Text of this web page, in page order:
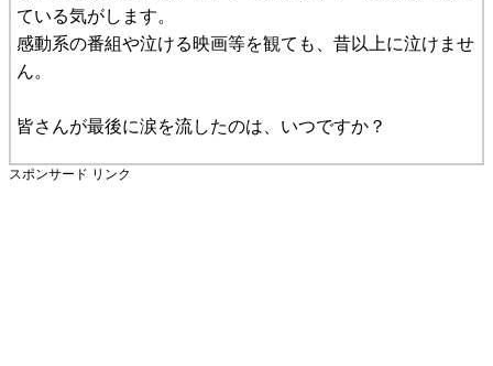
ている気がします。
感動系の番組や泣ける映画等を観ても、昔以上に泣けませ
ん。
皆さんが最後に涙を流したのは、いつですか？
スポンサード リンク